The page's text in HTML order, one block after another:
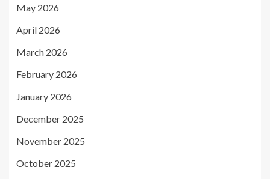
May 2026
April 2026
March 2026
February 2026
January 2026
December 2025
November 2025
October 2025